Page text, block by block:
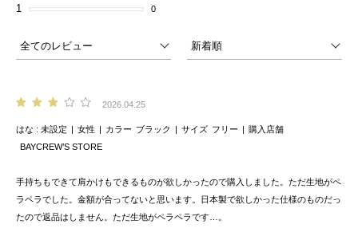
1 0
2026.04.25
はな 未設定 女性 カラー ブラック サイズ フリー
購入店舗
BAYCREW’S STORE
手持ちもできて肩かけもできるものが欲しかったので購入しました。ただ生地がペ
ラペラでした。金額が合ってないと思います。日本製で欲しかった仕様のものだっ
たので返品はしません。ただ生地がペラペラです…。